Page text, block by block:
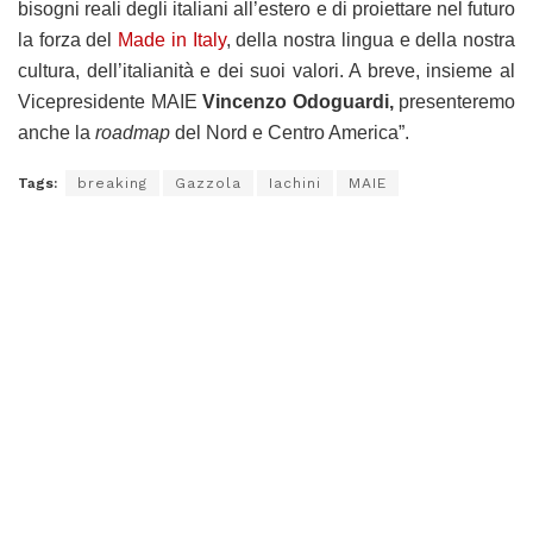
bisogni reali degli italiani all’estero e di proiettare nel futuro
la forza del
Made in Italy, della nostra lingua e della nostra
cultura, dell’italianità e dei suoi valori. A breve, insieme al
Vicepresidente MAIE Vincenzo Odoguardi, presenteremo
anche la roadmap del Nord e Centro America”.
Tags: breaking Gazzola Iachini MAIE